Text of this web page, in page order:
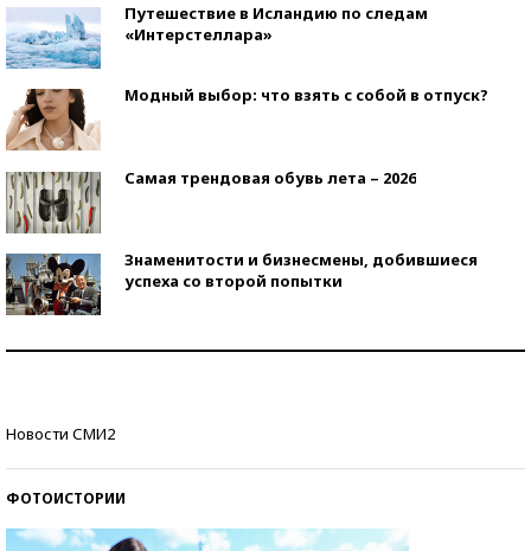
Путешествие в Исландию по следам
«Интерстеллара»
Модный выбор: что взять с собой в отпуск?
Самая трендовая обувь лета – 2026
Знаменитости и бизнесмены, добившиеся
успеха со второй попытки
Новости СМИ2
ФОТОИСТОРИИ